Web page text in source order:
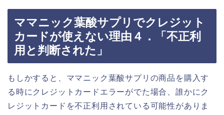
ママニック葉酸サプリでクレジット
カードが使えない理由４．「不正利
用と判断された」
もしかすると、ママニック葉酸サプリの商品を購入す
る時にクレジットカードエラーがでた場合、誰かにク
レジットカードを不正利用されている可能性がありま